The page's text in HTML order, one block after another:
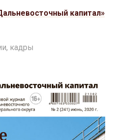
капитал»
, кадры